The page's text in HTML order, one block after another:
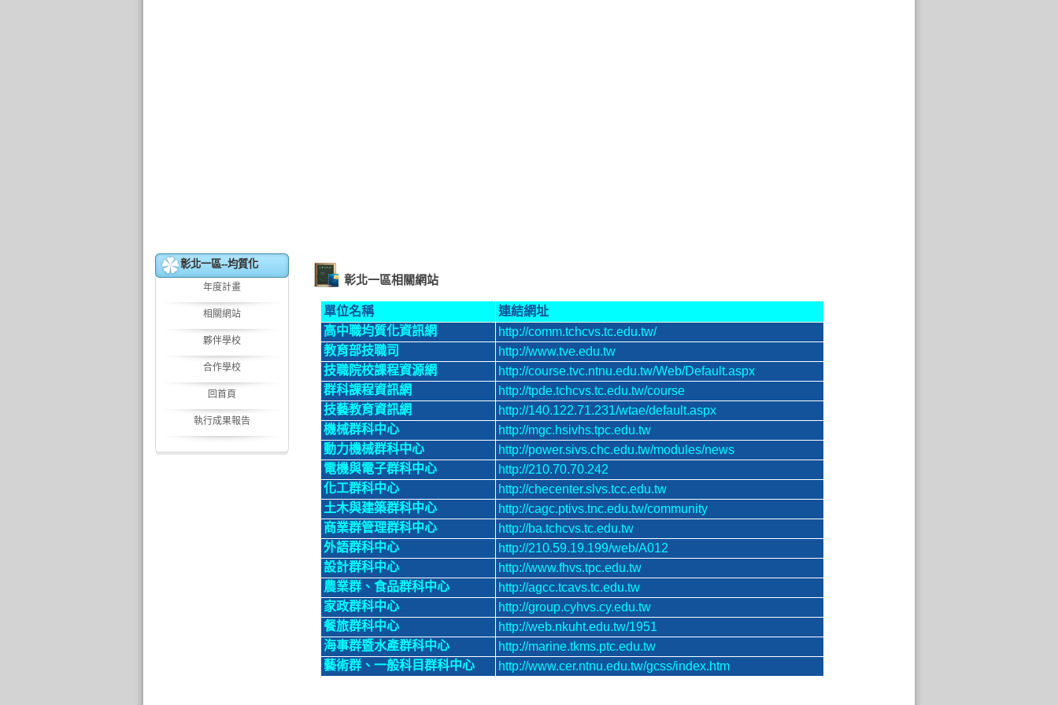
彰北一區--均質化
年度計畫
相關網站
夥伴學校
合作學校
回首頁
執行成果報告
彰北一區相關網站
單位名稱
連結網址
高中職均質化資訊網
http://comm.tchcvs.tc.edu.tw/
教育部技職司
http://www.tve.edu.tw
技職院校課程資源網
http://course.tvc.ntnu.edu.tw/Web/Default.aspx
群科課程資訊網
http://tpde.tchcvs.tc.edu.tw/course
技藝教育資訊網
http://140.122.71.231/wtae/default.aspx
機械群科中心
http://mgc.hsivhs.tpc.edu.tw
動力機械群科中心
http://power.sivs.chc.edu.tw/modules/news
電機與電子群科中心
http://210.70.70.242
化工群科中心
http://checenter.slvs.tcc.edu.tw
土木與建築群科中心
http://cagc.ptivs.tnc.edu.tw/community
商業群管理群科中心
http://ba.tchcvs.tc.edu.tw
外語群科中心
http://210.59.19.199/web/A012
設計群科中心
http://www.fhvs.tpc.edu.tw
農業群、食品群科中心
http://agcc.tcavs.tc.edu.tw
家政群科中心
http://group.cyhvs.cy.edu.tw
餐旅群科中心
http://web.nkuht.edu.tw/1951
海事群暨水產群科中心
http://marine.tkms.ptc.edu.tw
藝術群、一般科目群科中心
http://www.cer.ntnu.edu.tw/gcss/index.htm